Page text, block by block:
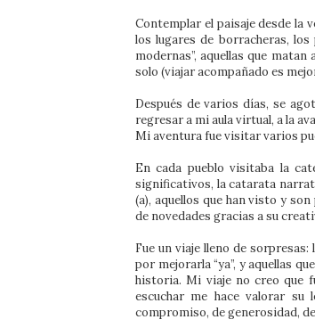
Contemplar el paisaje desde la
los lugares de borracheras,
modernas”, aquellas que
solo (viajar acompañado es
Después de varios días, se
regresar a mi aula virtual, a la
Mi aventura fue visitar varios
En cada pueblo visitaba la
significativos, la catarata
(a), aquellos que han visto y
de novedades gracias a su
Fue un viaje lleno de
por mejorarla “ya”, y aquellas
historia. Mi viaje no creo que
escuchar me hace valorar su
compromiso, de generosidad,